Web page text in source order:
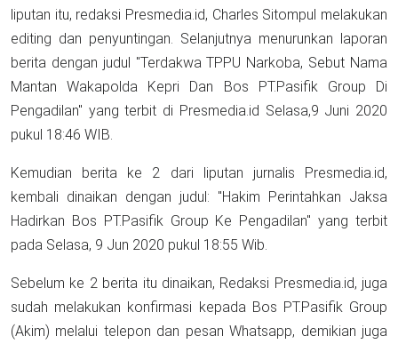
liputan itu, redaksi Presmedia.id, Charles Sitompul melakukan
editing dan penyuntingan. Selanjutnya menurunkan laporan
berita dengan judul "Terdakwa TPPU Narkoba, Sebut Nama
Mantan Wakapolda Kepri Dan Bos PT.Pasifik Group Di
Pengadilan" yang terbit di Presmedia.id Selasa,9 Juni 2020
pukul 18:46 WIB.
Kemudian berita ke 2 dari liputan jurnalis Presmedia.id,
kembali dinaikan dengan judul: "Hakim Perintahkan Jaksa
Hadirkan Bos PT.Pasifik Group Ke Pengadilan" yang terbit
pada Selasa, 9 Jun 2020 pukul 18:55 Wib.
Sebelum ke 2 berita itu dinaikan, Redaksi Presmedia.id, juga
sudah melakukan konfirmasi kepada Bos PT.Pasifik Group
(Akim) melalui telepon dan pesan Whatsapp, demikian juga